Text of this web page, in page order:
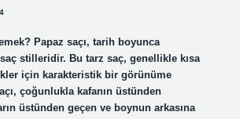
Papaz saçı, tarih boyunca
stilleridir. Bu tarz saç, genellikle kısa
için karakteristik bir görünüme
çoğunlukla kafanın üstünden
üstünden geçen ve boynun arkasına